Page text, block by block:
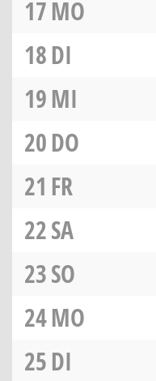
17MO
18DI
19MI
20DO
21 FR
22SA
23SO
24MO
25DI